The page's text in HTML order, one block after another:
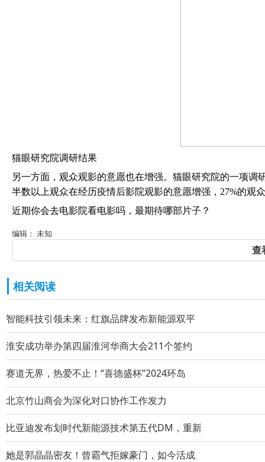
猫眼研究院调研结果
另一方面，观众观影的意愿也在增强。猫眼研究院的一项调
半数以上观众在经历疫情后影院观影的意愿增强，27%的观
近期你会去电影院看电影吗，最期待哪部片子？
编辑： 未知
查
相关阅读
智能科技引领未来：红旗品牌发布新能源双平
淮安成功举办第四届淮河华商大会211个签约
赛道无界，热爱不止！“喜德盛杯”2024环岛
北京竹山商会为深化对口协作工作发力
比亚迪发布划时代新能源技术第五代DM，重新
她是郭晶晶密友！曾霸气拒嫁豪门，如今活成